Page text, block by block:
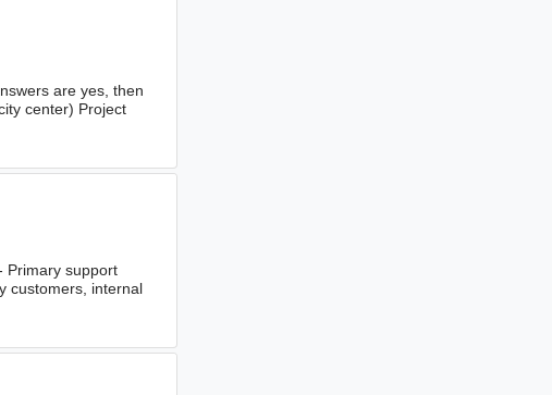
are yes, then
center) Project
Primary support
customers, internal